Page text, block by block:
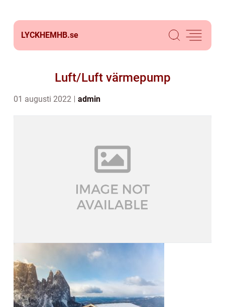
LYCKHEMHB.se
Luft/Luft värmepump
01 augusti 2022 admin